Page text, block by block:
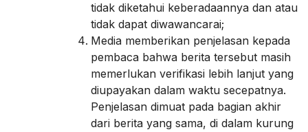
tidak diketahui keberadaannya dan atau
tidak dapat diwawancarai;
Media memberikan penjelasan kepada
pembaca bahwa berita tersebut masih
memerlukan verifikasi lebih lanjut yang
diupayakan dalam waktu secepatnya.
Penjelasan dimuat pada bagian akhir
dari berita yang sama, di dalam kurung